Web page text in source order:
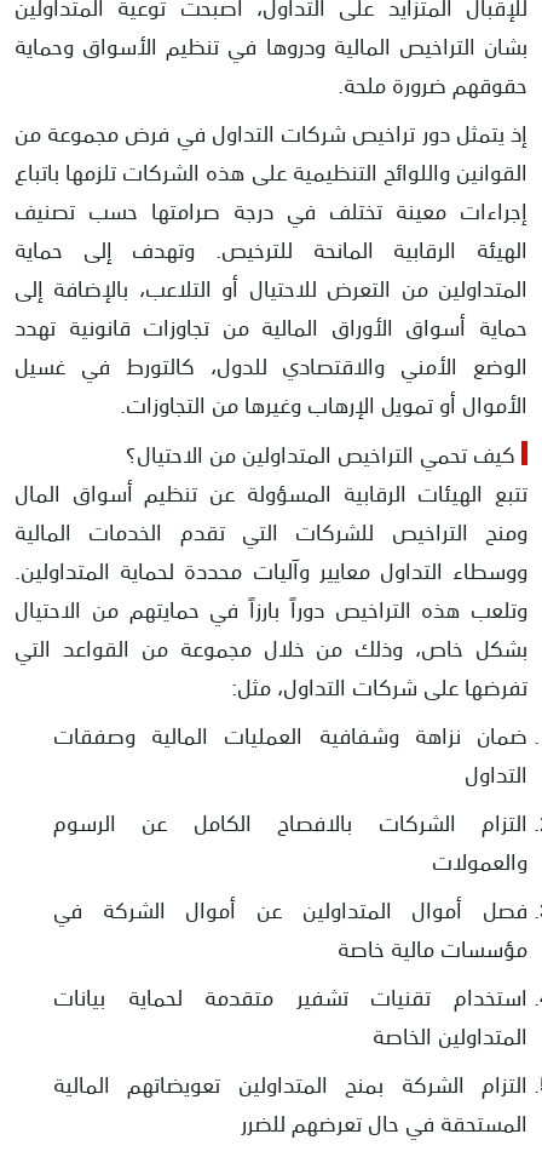
بشان التراخيص المالية ودروها في تنظيم الأسواق وحماية
حقوقهم ضرورة ملحة.
إذ يتمثل دور تراخيص شركات التداول في فرض مجموعة من
القوانين واللوائح التنظيمية على هذه الشركات تلزمها باتباع
إجراءات معينة تختلف في درجة صرامتها حسب تصنيف
الهيئة الرقابية المانحة للترخيص. وتهدف إلى حماية
المتداولين من التعرض للاحتيال أو التلاعب، بالإضافة إلى
حماية أسواق الأوراق المالية من تجاوزات قانونية تهدد
الوضع الأمني والاقتصادي للدول، كالتورط في غسيل
الأموال أو تمويل الإرهاب وغيرها من التجاوزات.
كيف تحمي التراخيص المتداولين من الاحتيال؟
تتبع الهيئات الرقابية المسؤولة عن تنظيم أسواق المال
ومنح التراخيص للشركات التي تقدم الخدمات المالية
ووسطاء التداول معايير وآليات محددة لحماية المتداولين.
وتلعب هذه التراخيص دوراً بارزاً في حمايتهم من الاحتيال
بشكل خاص، وذلك من خلال مجموعة من القواعد التي
تفرضها على شركات التداول، مثل:
ضمان نزاهة وشفافية العمليات المالية وصفقات
التداول
التزام الشركات بالافصاح الكامل عن الرسوم
والعمولات
فصل أموال المتداولين عن أموال الشركة في
مؤسسات مالية خاصة
استخدام تقنيات تشفير متقدمة لحماية بيانات
المتداولين الخاصة
التزام الشركة بمنح المتداولين تعويضاتهم المالية
المستحقة في حال تعرضهم للضرر